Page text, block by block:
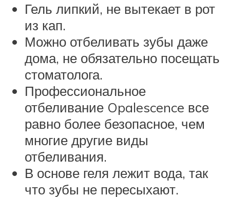
Гель липкий, не вытекает в рот
из кап.
Можно отбеливать зубы даже
дома, не обязательно посещать
стоматолога.
Профессиональное
отбеливание Opalescence все
равно более безопасное, чем
многие другие виды
отбеливания.
В основе геля лежит вода, так
что зубы не пересыхают.